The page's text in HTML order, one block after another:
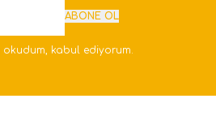
ABONE OL
okudum, kabul ediyorum.